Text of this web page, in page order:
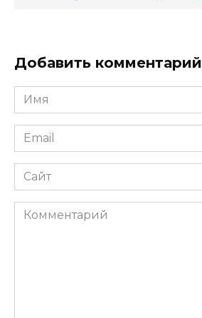
Добавить комментарий
Имя
*
Email
*
Сайт
Комментарий